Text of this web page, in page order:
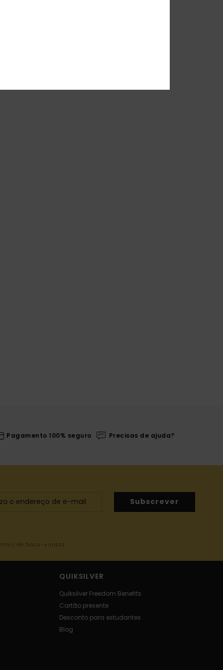
Pagamento 100% seguro Precisas de ajuda?
Subscrever
de boas-vindas
QUIKSILVER
Quiksilver Freedom Benefits
Cartão presente
Desconto para estudantes
Blog